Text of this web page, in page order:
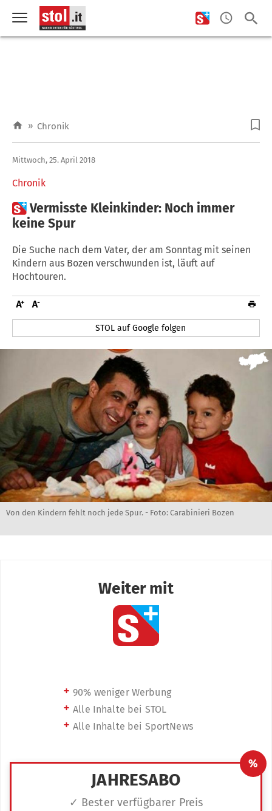
» Chronik
Chronik
Mittwoch, 25. April 2018
Vermisste Kleinkinder: Noch immer
keine Spur
Die Suche nach dem Vater, der am Sonntag mit seinen
Kindern aus Bozen verschwunden ist, läuft auf
Hochtouren.
STOL auf Google folgen
Von den Kindern fehlt noch jede Spur. - Foto: Carabinieri Bozen